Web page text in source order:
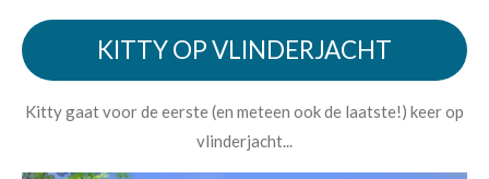
KITTY OP VLINDERJACHT
Kitty gaat voor de eerste (en meteen ook de laatste!) keer op
vlinderjacht...